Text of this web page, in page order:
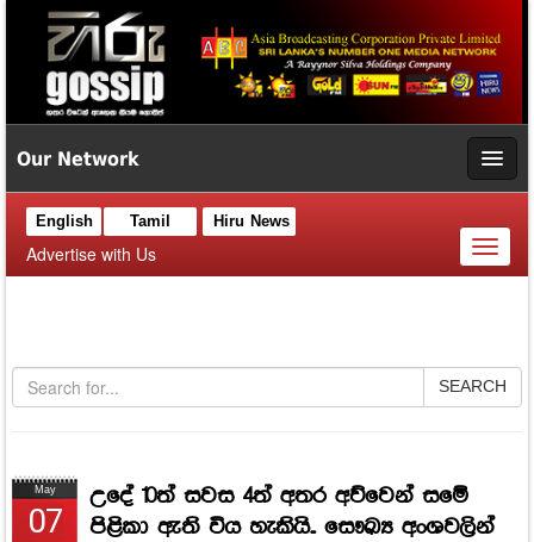
Our Network
English Tamil Hiru News
Advertise with Us
Toggle
SEARCH
May
07
උදේ 10ත් සවස 4ත් අතර අව්වෙන් සමේ
පිළිකා ඇති විය හැකියි.. සෞඛ්‍ය අංශවලින්